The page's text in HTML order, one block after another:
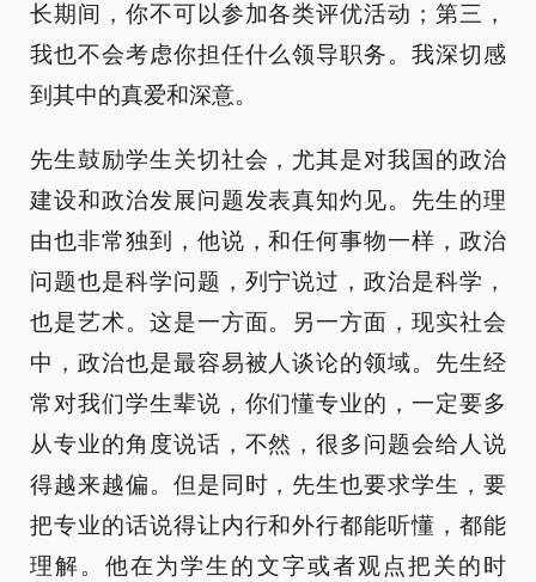
长期间，你不可以参加各类评优活动；第三，
我也不会考虑你担任什么领导职务。我深切感
到其中的真爱和深意。
先生鼓励学生关切社会，尤其是对我国的政治
建设和政治发展问题发表真知灼见。先生的理
由也非常独到，他说，和任何事物一样，政治
问题也是科学问题，列宁说过，政治是科学，
也是艺术。这是一方面。另一方面，现实社会
中，政治也是最容易被人谈论的领域。先生经
常对我们学生辈说，你们懂专业的，一定要多
从专业的角度说话，不然，很多问题会给人说
得越来越偏。但是同时，先生也要求学生，要
把专业的话说得让内行和外行都能听懂，都能
理解。他在为学生的文字或者观点把关的时